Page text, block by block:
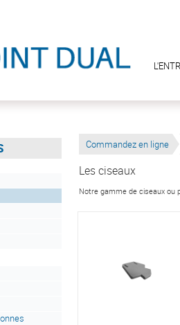
Commandez en ligne
Les ciseaux
Notre gamme de ciseaux ou